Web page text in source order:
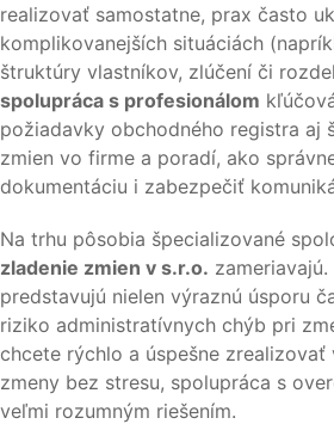
realizovať samostatne, prax často
komplikovanejších situáciách
štruktúry vlastníkov, zlúčení či
spolupráca s profesionálom
požiadavky obchodného registra aj
zmien vo firme a poradí, ako
dokumentáciu i zabezpečiť
Na trhu pôsobia špecializované
zladenie zmien v s.r.o.
predstavujú nielen výraznú úsporu
riziko administratívnych chýb pri
chcete rýchlo a úspešne
zmeny bez stresu, spolupráca s
veľmi rozumným riešením.